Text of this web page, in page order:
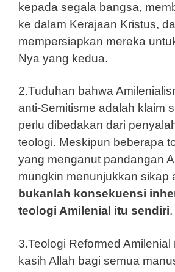
kepada segala bangsa,
ke dalam Kerajaan Kristus,
mempersiapkan mereka
Nya yang kedua.
2.Tuduhan bahwa
anti-Semitisme adalah klaim
perlu dibedakan dari
teologi. Meskipun beberapa
yang menganut pandangan
mungkin menunjukkan sikap
bukanlah konsekuensi
teologi Amilenial itu sendiri.
3.Teologi Reformed
kasih Allah bagi semua